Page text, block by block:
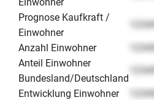
Prognose Kaufkraft /
Einwohner
Anzahl Einwohner
Anteil Einwohner
Bundesland/Deutschland
Entwicklung Einwohner